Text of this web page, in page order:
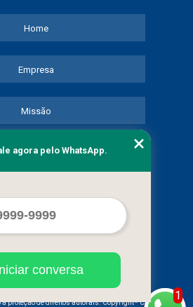
Home
Empresa
Missão
Serviços
Mapa do site
proteção de direitos autorais. Copyright COMERCIAL
1
agora pelo WhatsApp.
conversa